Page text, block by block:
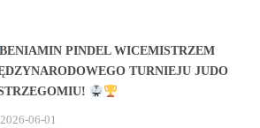
BENIAMIN PINDEL WICEMISTRZEM
TURNIEJU JUDO
2026-06-01